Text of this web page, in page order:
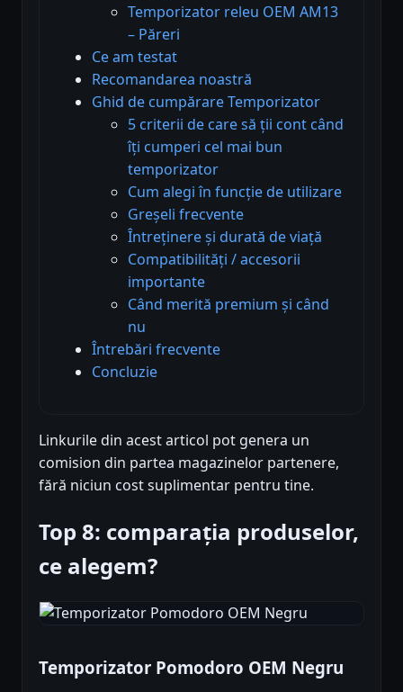
Temporizator releu OEM AM13
– Păreri
Ce am testat
Recomandarea noastră
Ghid de cumpărare Temporizator
5 criterii de care să ții cont când
îți cumperi cel mai bun
temporizator
Cum alegi în funcție de utilizare
Greșeli frecvente
Întreținere și durată de viață
Compatibilități / accesorii
importante
Când merită premium și când
nu
Întrebări frecvente
Concluzie
Linkurile din acest articol pot genera un
comision din partea magazinelor partenere,
fără niciun cost suplimentar pentru tine.
Top 8: comparația produselor,
ce alegem?
Temporizator Pomodoro OEM Negru